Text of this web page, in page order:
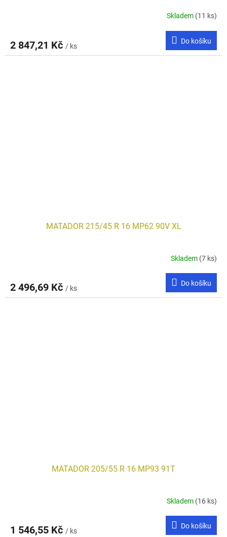
Skladem (11 ks)
2 847,21 Kč / ks
Do košíku
MATADOR 215/45 R 16 MP62 90V XL
Skladem (7 ks)
2 496,69 Kč / ks
Do košíku
MATADOR 205/55 R 16 MP93 91T
Skladem (16 ks)
1 546,55 Kč / ks
Do košíku